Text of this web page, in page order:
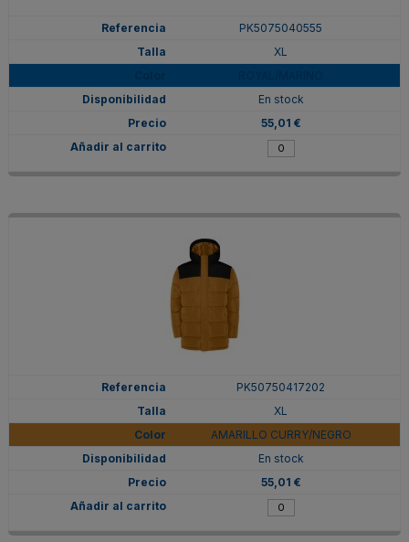
PK5075040555
XL
En stock
55,01 €
PK50750417202
XL
AMARILLO CURRY/NEGRO
En stock
55,01 €